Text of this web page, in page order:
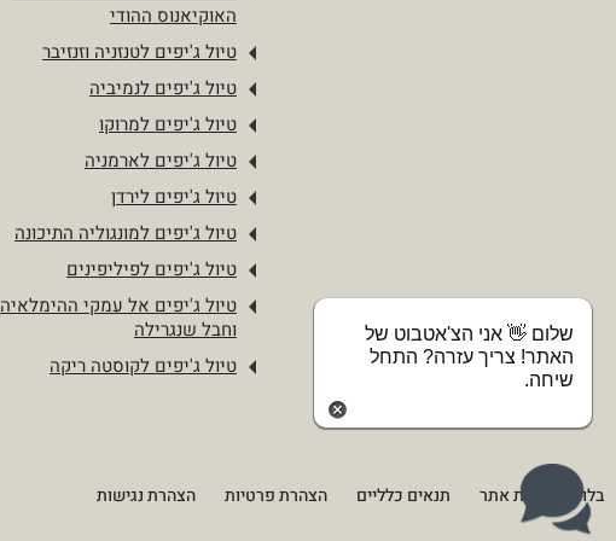
האוקיאנוס ההודי
טיול ג'יפים לטנזניה וזנזיבר
טיול ג'יפים לנמיביה
טיול ג'יפים למרוקו
טיול ג'יפים לארמניה
טיול ג'יפים לירדן
טיול ג'יפים למונגוליה התיכונה
טיול ג'יפים לפיליפינים
טיול ג'יפים אל עמקי ההימלאיה
וחבל שנגרילה
טיול ג'יפים לקוסטה ריקה
בלוג מפת אתר תנאים כלליים הצהרת פרטיות הצהרת נגישות
שלום 👋 אני הצ'אטבוט של
האתר! צריך עזרה? התחל
שיחה.